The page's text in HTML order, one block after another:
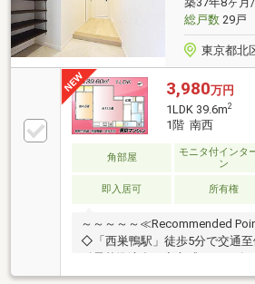
総戸数29戸
東京都北
3,980万円
1LDK 39.6m2
1階 南西
角部屋
モニタ付インタ
ン
即入居可 所有権
～～～～～≪Recommended
◇「西巣鴨駅」徒歩5分で交通
耐震基準適合で安心感のある確
ォーム完工済み快適に過ごせる